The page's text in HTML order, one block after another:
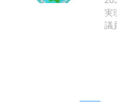
実
議